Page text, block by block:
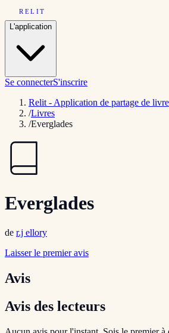
RELIT
L'application
Se connecterS'inscrire
Relit - Application de partage de livre
/Livres
/Everglades
Everglades
de r.j ellory
Laisser le premier avis
Avis
Avis des lecteurs